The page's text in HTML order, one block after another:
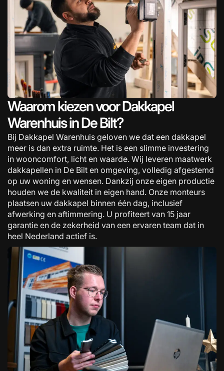
Waarom kiezen voor Dakkapel
Warenhuis in De Bilt?
Bij Dakkapel Warenhuis geloven we dat een dakkapel
meer is dan extra ruimte. Het is een slimme investering
in wooncomfort, licht en waarde. Wij leveren maatwerk
dakkapellen in De Bilt en omgeving, volledig afgestemd
op uw woning en wensen. Dankzij onze eigen productie
houden we de kwaliteit in eigen hand. Onze monteurs
plaatsen uw dakkapel binnen één dag, inclusief
afwerking en aftimmering. U profiteert van 15 jaar
garantie en de zekerheid van een ervaren team dat in
heel Nederland actief is.